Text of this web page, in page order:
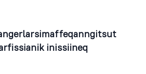
inissiineq